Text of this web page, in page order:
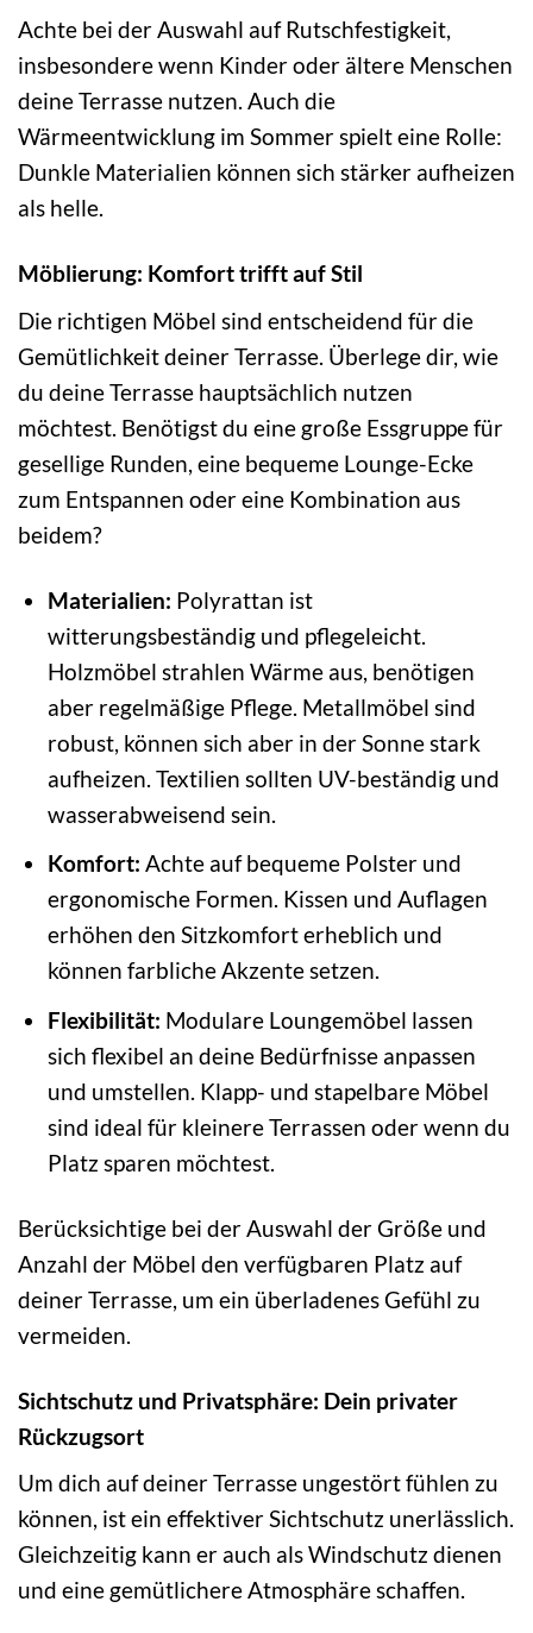
Achte bei der Auswahl auf Rutschfestigkeit,
insbesondere wenn Kinder oder ältere Menschen
deine Terrasse nutzen. Auch die
Wärmeentwicklung im Sommer spielt eine Rolle:
Dunkle Materialien können sich stärker aufheizen
als helle.
Möblierung: Komfort trifft auf Stil
Die richtigen Möbel sind entscheidend für die
Gemütlichkeit deiner Terrasse. Überlege dir, wie
du deine Terrasse hauptsächlich nutzen
möchtest. Benötigst du eine große Essgruppe für
gesellige Runden, eine bequeme Lounge-Ecke
zum Entspannen oder eine Kombination aus
beidem?
Materialien: Polyrattan ist
witterungsbeständig und pflegeleicht.
Holzmöbel strahlen Wärme aus, benötigen
aber regelmäßige Pflege. Metallmöbel sind
robust, können sich aber in der Sonne stark
aufheizen. Textilien sollten UV-beständig und
wasserabweisend sein.
Komfort: Achte auf bequeme Polster und
ergonomische Formen. Kissen und Auflagen
erhöhen den Sitzkomfort erheblich und
können farbliche Akzente setzen.
Flexibilität: Modulare Loungemöbel lassen
sich flexibel an deine Bedürfnisse anpassen
und umstellen. Klapp- und stapelbare Möbel
sind ideal für kleinere Terrassen oder wenn du
Platz sparen möchtest.
Berücksichtige bei der Auswahl der Größe und
Anzahl der Möbel den verfügbaren Platz auf
deiner Terrasse, um ein überladenes Gefühl zu
vermeiden.
Sichtschutz und Privatsphäre: Dein privater
Rückzugsort
Um dich auf deiner Terrasse ungestört fühlen zu
können, ist ein effektiver Sichtschutz unerlässlich.
Gleichzeitig kann er auch als Windschutz dienen
und eine gemütlichere Atmosphäre schaffen.